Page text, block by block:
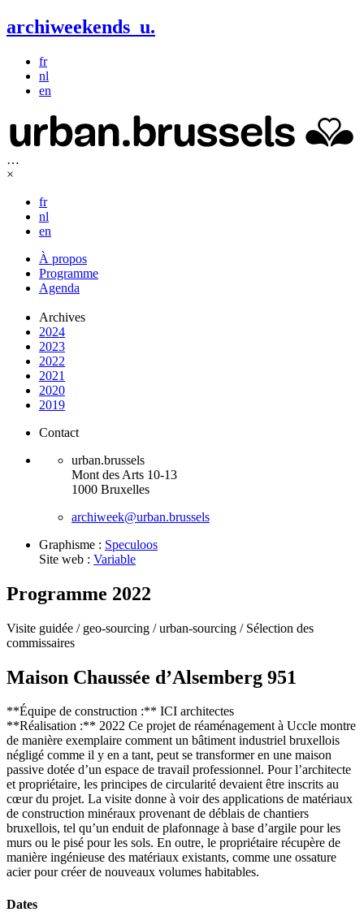
archiweekends u.
fr
nl
en
…
×
fr
nl
en
À propos
Programme
Agenda
Archives
2024
2023
2022
2021
2020
2019
Contact
urban.brussels
Mont des Arts 10-13
1000 Bruxelles
archiweek@urban.brussels
Graphisme : Speculoos
Site web : Variable
Programme 2022
Visite guidée / geo-sourcing /urban-sourcing / Sélection des
commissaires
Maison Chaussée d’Alsemberg 951
**Équipe de construction :** ICI architectes
**Réalisation :** 2022 Ce projet de réaménagement à Uccle montre
de manière exemplaire comment un bâtiment industriel bruxellois
négligé comme il y en a tant, peut se transformer en une maison
passive dotée d’un espace de travail professionnel. Pour l’architecte
et propriétaire, les principes de circularité devaient être inscrits au
cœur du projet. La visite donne à voir des applications de matériaux
de construction minéraux provenant de déblais de chantiers
bruxellois, tel qu’un enduit de plafonnage à base d’argile pour les
murs ou le pisé pour les sols. En outre, le propriétaire récupère de
manière ingénieuse des matériaux existants, comme une ossature
acier pour créer de nouveaux volumes habitables.
Dates